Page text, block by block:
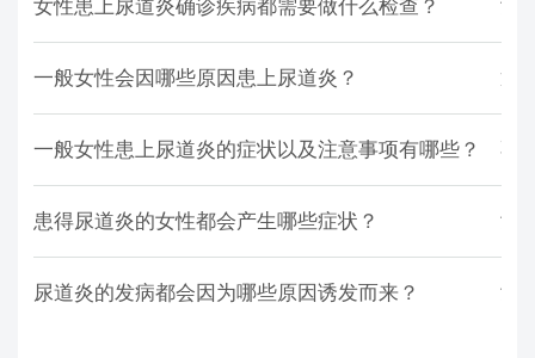
女性患上尿道炎确诊疾病都需要做什么检查？
一般女性会因哪些原因患上尿道炎？
一般女性患上尿道炎的症状以及注意事项有哪些？
患得尿道炎的女性都会产生哪些症状？
尿道炎的发病都会因为哪些原因诱发而来？
女
通
不
女
女